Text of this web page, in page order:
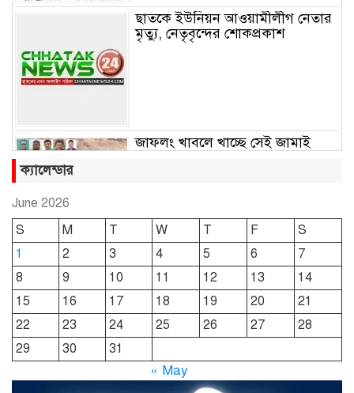
ছাতকে ইউনিয়ন আওয়ামীলীগ নেতার
মৃত্যু, নেতৃবৃন্দের শোকপ্রকাশ
জাফলং খাবলে খাচ্ছে সেই জামাই
ছাতকে রুহুল আমীন ফাউন্ডেশনের
শীতবস্ত্র বিতরণ
দোয়ারাবাজারে নামে-বেনামে চলছে
খাসজমি দখলের প্রতিযোগিতা : নির্লিপ্ত
প্রশাসন
ছাতকে রুনা-হামিদ সমাচার, কর্তৃপক্ষ
নিরব
ক্যালেন্ডার
June 2026
S
M T W T F
S
1
2 3 4 5 6
7
8
9 10 11 12 13
14
15
16 17 18 19 20
21
22
23 24 25 26 27
28
29
30 31
« May